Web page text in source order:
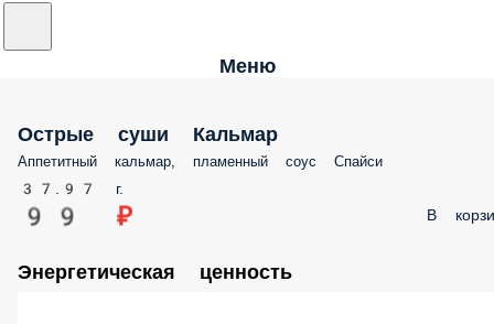
Меню
Острые суши Кальмар
Аппетитный кальмар, пламенный соус Спайси
37.97 г.
99 ₽ В
Энергетическая ценность